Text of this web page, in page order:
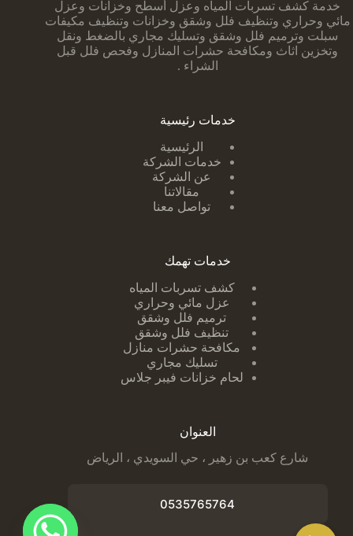
خدمة كشف تسربات المياه وعزل أسطح وخزانات وعزل
مائي وحراري وتنظيف فلل وشقق وخزانات وتنظيف مكيفات
سبلت وترميم فلل وشقق وتسليك مجاري بالضغط ونقل
وتخزين اثاث ومكافحة حشرات المنازل وفحص فلل قبل
الشراء .
خدمات رئيسية
الرئيسية
خدمات الشركة
عن الشركة
مقالاتنا
تواصل معنا
خدمات تهمك
كشف تسربات ا لمياه
عزل مائي وحراري
ترميم فلل وشقق
تنظيف فلل وشقق
مكافحة حشرات منازل
تسليك مجاري
لحام خزانات فيبر جلاس
العنوان
شارع كعب بن زهير ، حي السويدي ، الرياض
0535765764